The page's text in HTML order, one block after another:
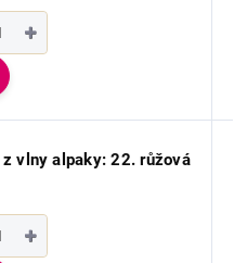
+
košíku
vlny alpaky: 22. růžová
+